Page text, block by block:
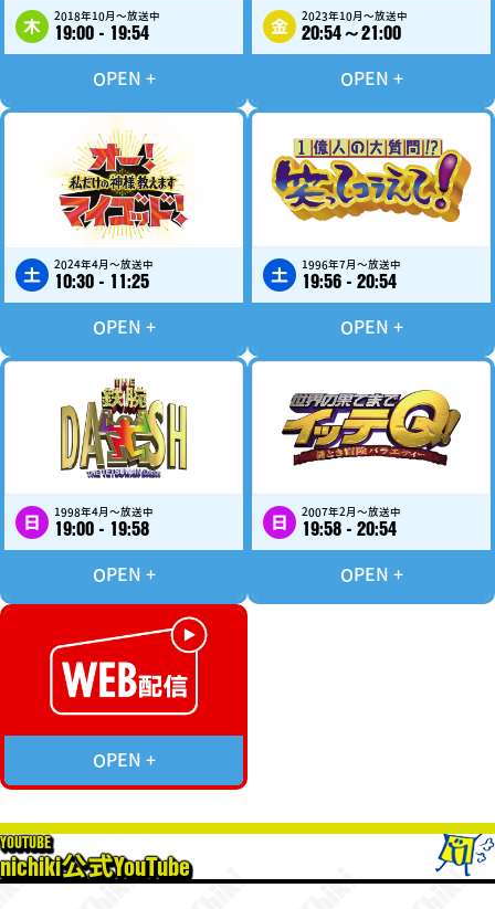
木 2018年10月～放送中
19:00 - 19:54 金 2023年10月～放送中
20:54～21:00
土 2024年4月～放送中
10:30 - 11:25 土 1996年7月～放送中
19:56 - 20:54
日 1998年4月～放送中
19:00 - 19:58 日 2007年2月～放送中
19:58 - 20:54
YOUTUBE
nichiki公式YouTube